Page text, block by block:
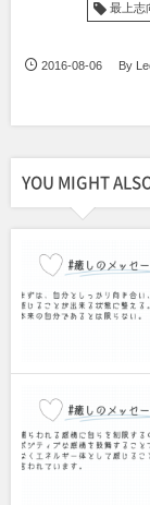
最上志
2016-08-06 By
YOU MIGHT